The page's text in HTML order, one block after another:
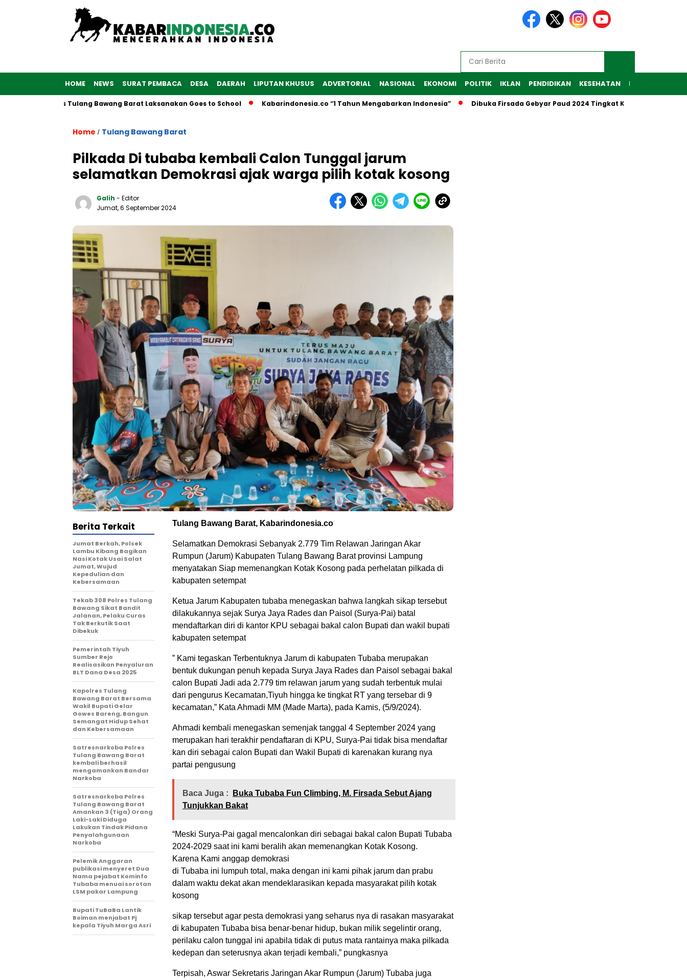
HOME NEWS SURAT PEMBACA DESA DAERAH LIPUTAN KHUSUS ADVERTORIAL NASIONAL EKONOMI POLITIK IKLAN PENDIDIKAN KESEHATAN RAGAM
Polres Tulang Bawang Barat Laksanakan Goes to School Kabarindonesia.co “1 Tahun Mengabarkan Indonesia” Dibuka Firsada Gebyar Paud 2024 Tingkat Kabupaten Tubaba
Home / Tulang Bawang Barat
Pilkada Di tubaba kembali Calon Tunggal jarum
selamatkan Demokrasi ajak warga pilih kotak kosong
Galih - Editor
Jumat, 6 September 2024
Tulang Bawang Barat, Kabarindonesia.co
Selamatkan Demokrasi Sebanyak 2.779 Tim Relawan Jaringan Akar
Rumpun (Jarum) Kabupaten Tulang Bawang Barat provinsi Lampung
menyatakan Siap memenangkan Kotak Kosong pada perhelatan pilkada di
kabupaten setempat
Ketua Jarum Kabupaten tubaba menegaskan bahwa langkah sikap tersebut
dilakukannya sejak Surya Jaya Rades dan Paisol (Surya-Pai) batal
mendaftarkan diri di kantor KPU sebagai bakal calon Bupati dan wakil bupati
kabupaten setempat
” Kami tegaskan Terbentuknya Jarum di kabupaten Tubaba merupakan
bentuk dukungan penuh kepada Surya Jaya Rades dan Paisol sebagai bakal
calon Bupati Jadi ada 2.779 tim relawan jarum yang sudah terbentuk mulai
dari pengurus Kecamatan,Tiyuh hingga ke tingkat RT yang tersebar di 9
kecamatan,” Kata Ahmadi MM (Made Marta), pada Kamis, (5/9/2024).
Ahmadi kembali menegaskan semenjak tanggal 4 September 2024 yang
merupakan hari terakhir pendaftaran di KPU, Surya-Pai tidak bisa mendaftar
kan diri sebagai calon Bupati dan Wakil Bupati di karenakan kurang nya
partai pengusung
Baca Juga :
Buka Tubaba Fun Climbing, M. Firsada Sebut Ajang
Tunjukkan Bakat
“Meski Surya-Pai gagal mencalonkan diri sebagai bakal calon Bupati Tubaba
2024-2029 saat ini kami beralih akan memenangkan Kotak Kosong.
Karena Kami anggap demokrasi
di Tubaba ini lumpuh total, maka dengan ini kami pihak jarum dan prabu
dalam waktu dekat akan mendeklarasikan kepada masyarakat pilih kotak
kosong
sikap tersebut agar pesta demokrasi yang seharus nya di rasakan masyarakat
di kabupaten Tubaba bisa benar-benar hidup, bukan milik segelintir orang,
perilaku calon tunggal ini apabila tidak di putus mata rantainya maka pilkada
kedepan dan seterusnya akan terjadi kembali,” pungkasnya
Terpisah, Aswar Sekretaris Jaringan Akar Rumpun (Jarum) Tubaba juga
Berita Terkait
Jumat Berkah, Polsek
Lambu Kibang Bagikan
Nasi Kotak Usai Salat
Jumat, Wujud
Kepedulian dan
Kebersamaan
Tekab 308 Polres Tulang
Bawang Sikat Bandit
Jalanan, Pelaku Curas
Tak Berkutik Saat
Dibekuk
Pemerintah Tiyuh
Sumber Rejo
Realisasikan Penyaluran
BLT Dana Desa 2025
Kapolres Tulang
Bawang Barat Bersama
Wakil Bupati Gelar
Gowes Bareng, Bangun
Semangat Hidup Sehat
dan Kebersamaan
Satresnarkoba Polres
Tulang Bawang Barat
kembali berhasil
mengamankan Bandar
Narkoba
Satresnarkoba Polres
Tulang Bawang Barat
Amankan 3 (Tiga) Orang
Laki-Laki Diduga
Lakukan Tindak Pidana
Penyalahgunaan
Narkoba
Pelemik Anggaran
publikasi menyeret Dua
Nama pejabat Kominfo
Tubaba menuai sorotan
LSM pakar Lampung
Bupati TuBaBa Lantik
Boiman menjabat Pj
kepala Tiyuh Marga Asri